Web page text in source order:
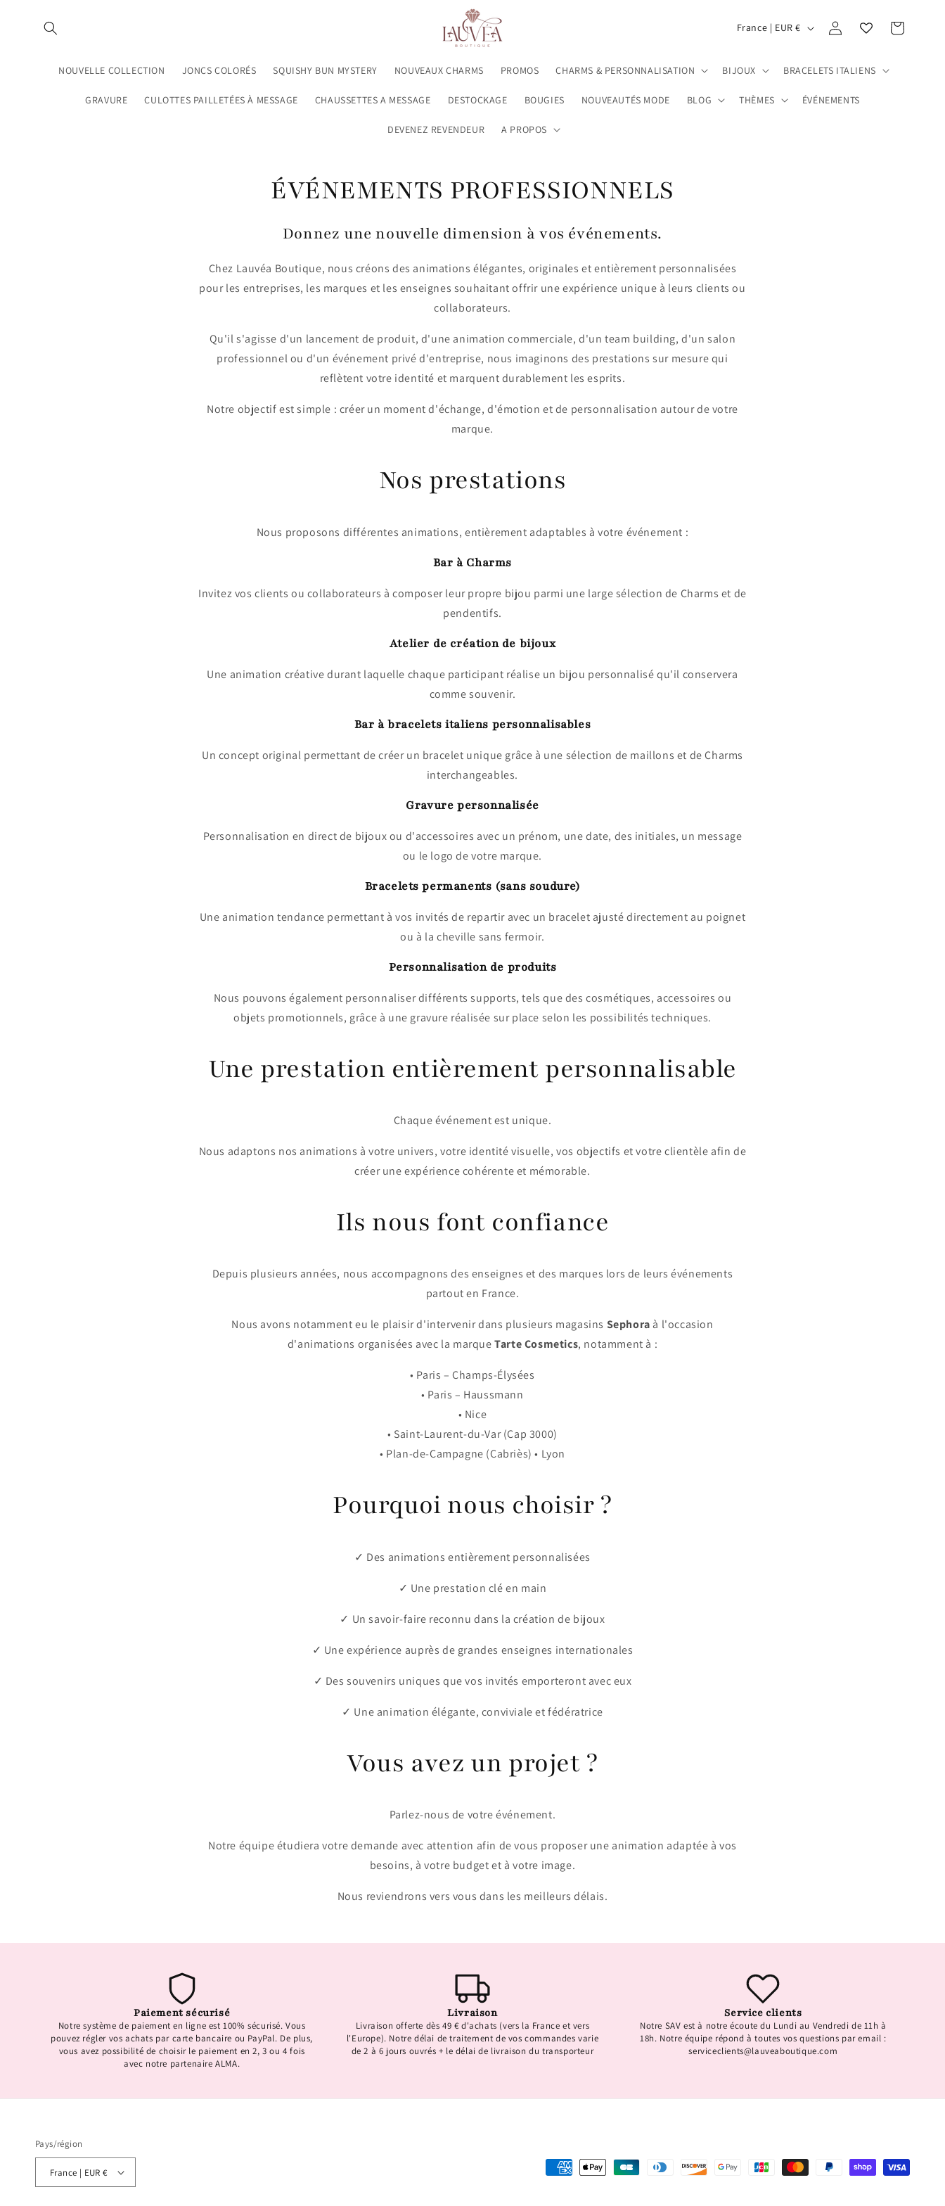
NOUVELLE COLLECTION JONCS COLORÉS SQUISHY BUN MYSTERY NOUVEAUX CHARMS PROMOS CHARMS & PERSONNALISATION BIJOUX BRACELETS ITALIENS
GRAVURE CULOTTES PAILLETÉES À MESSAGE CHAUSSETTES A MESSAGE DESTOCKAGE BOUGIES NOUVEAUTÉS MODE BLOG THÈMES ÉVÉNEMENTS
DEVENEZ REVENDEUR A PROPOS
y
France | EUR € Connexion Panier
ÉVÉNEMENTS PROFESSIONNELS
Donnez une nouvelle dimension à vos événements.
Chez Lauvéa Boutique, nous créons des animations élégantes, originales et entièrement personnalisées
pour les entreprises, les marques et les enseignes souhaitant offrir une expérience unique à leurs clients ou
collaborateurs.
Qu'il s'agisse d'un lancement de produit, d'une animation commerciale, d'un team building, d'un salon
professionnel ou d'un événement privé d'entreprise, nous imaginons des prestations sur mesure qui
reflètent votre identité et marquent durablement les esprits.
Notre objectif est simple : créer un moment d'échange, d'émotion et de personnalisation autour de votre
marque.
Nos prestations
Nous proposons différentes animations, entièrement adaptables à votre événement :
Bar à Charms
Invitez vos clients ou collaborateurs à composer leur propre bijou parmi une large sélection de Charms et de
pendentifs.
Atelier de création de bijoux
Une animation créative durant laquelle chaque participant réalise un bijou personnalisé qu'il conservera
comme souvenir.
Bar à bracelets italiens personnalisables
Un concept original permettant de créer un bracelet unique grâce à une sélection de maillons et de Charms
interchangeables.
Gravure personnalisée
Personnalisation en direct de bijoux ou d'accessoires avec un prénom, une date, des initiales, un message
ou le logo de votre marque.
Bracelets permanents (sans soudure)
Une animation tendance permettant à vos invités de repartir avec un bracelet ajusté directement au poignet
ou à la cheville sans fermoir.
Personnalisation de produits
Nous pouvons également personnaliser différents supports, tels que des cosmétiques, accessoires ou
objets promotionnels, grâce à une gravure réalisée sur place selon les possibilités techniques.
Une prestation entièrement personnalisable
Chaque événement est unique.
Nous adaptons nos animations à votre univers, votre identité visuelle, vos objectifs et votre clientèle afin de
créer une expérience cohérente et mémorable.
Ils nous font confiance
Depuis plusieurs années, nous accompagnons des enseignes et des marques lors de leurs événements
partout en France.
Nous avons notamment eu le plaisir d'intervenir dans plusieurs magasins Sephora à l'occasion
d'animations organisées avec la marqueTarte Cosmetics, notamment à :
• Paris – Champs-Élysées
• Paris – Haussmann
• Nice
• Saint-Laurent-du-Var (Cap 3000)
• Plan-de-Campagne (Cabriès) • Lyon
Pourquoi nous choisir ?
✓ Des animations entièrement personnalisées
✓ Une prestation clé en main
✓ Un savoir-faire reconnu dans la création de bijoux
✓ Une expérience auprès de grandes enseignes internationales
✓ Des souvenirs uniques que vos invités emporteront avec eux
✓ Une animation élégante, conviviale et fédératrice
Vous avez un projet ?
Parlez-nous de votre événement.
Notre équipe étudiera votre demande avec attention afin de vous proposer une animation adaptée à vos
besoins, à votre budget et à votre image.
Nous reviendrons vers vous dans les meilleurs délais.
Paiement sécurisé
Notre système de paiement en ligne est 100% sécurisé. Vous
pouvez régler vos achats par carte bancaire ou PayPal. De plus,
vous avez possibilité de choisir le paiement en 2, 3 ou 4 fois
avec notre partenaire ALMA.
Livraison
Livraison offerte dès 49 € d'achats (vers la France et vers
l'Europe). Notre délai de traitement de vos commandes varie
de 2 à 6 jours ouvrés + le délai de livraison du transporteur
Service clients
Notre SAV est à notre écoute du Lundi au Vendredi de 11h à
18h. Notre équipe répond à toutes vos questions par email :
serviceclients@lauveaboutique.com
Pays/région
France | EUR €
Moyens